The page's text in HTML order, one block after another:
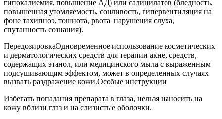
гипокалиемия, повышение АД) или салицилатов (бледность,
повышенная утомляемость, сонливость, гипервентиляция на
фоне тахипноэ, тошнота, рвота, нарушения слуха,
спутанность сознания).
ПередозировкаОдновременное использование косметических
и дерматологических средств для терапии акне, средств,
содержащих этанол, или медицинского мыла с выраженным
подсушивающим эффектом, может в определенных случаях
вызвать раздражение кожи.Особые инструкции
Избегать попадания препарата в глаза, нельзя наносить на
кожу вблизи глаз и на слизистые оболочки.